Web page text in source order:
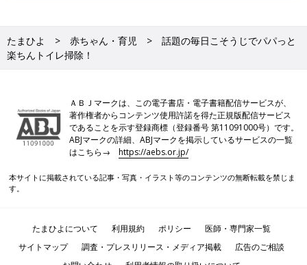
たまひよ 赤ちゃん・育児
話題の毎日こそうじでパパっと
楽ちんトイレ掃除！
ＡＢＪマークは、この電子書店・電子書籍配信サービスが、
著作権者からコンテンツ使用許諾を得た正規版配信サービス
であることを示す登録商標（登録番号 第11091000号）です。
ABJマークの詳細、ABJマークを掲示しているサービスの一覧
はこちら→https://aebs.or.jp/
本サイトに掲載されている記事・写真・イラスト等のコンテンツの無断転載を禁じま
す。
たまひよについて 利用規約 ポリシー
医師・専門家一覧
サイトマップ
調査・プレスリリース・メディア掲載
広告のご相談